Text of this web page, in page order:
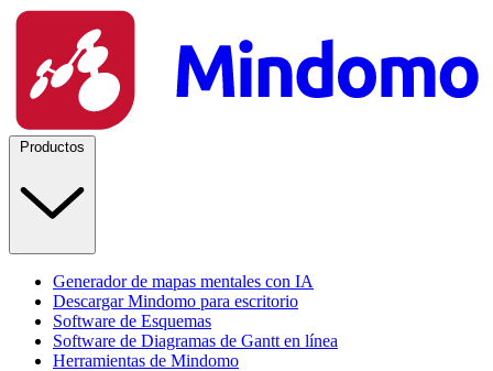
Productos
Generador de mapas mentales con IA
Descargar Mindomo para escritorio
Software de Esquemas
Software de Diagramas de Gantt en línea
Herramientas de Mindomo